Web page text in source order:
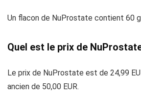
Un flacon de NuProstate contient 60
Quel est le prix de
Le prix de NuProstate est de 24,99
ancien de 50,00 EUR.